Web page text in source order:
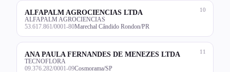
10
ALFAPALM AGROCIENCIAS LTDA
ALFAPALM AGROCIENCIAS
53.617.861/0001-80Marechal Cândido Rondon/PR
11
ANA PAULA FERNANDES DE MENEZES LTDA
TECNOFLORA
09.376.282/0001-09Cosmorama/SP